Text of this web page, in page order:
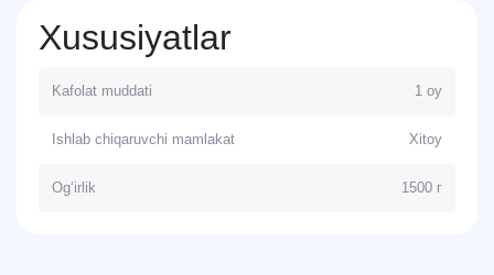
Xususiyatlar
Kafolat muddati 1 oy
Ishlab chiqaruvchi mamlakat Xitoy
Og‘irlik 1500 г